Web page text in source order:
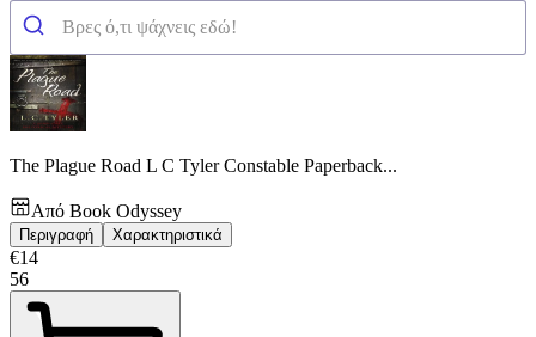
The Plague Road L C Tyler Constable Paperback...
Από Book Odyssey
Περιγραφή Χαρακτηριστικά
€14
56